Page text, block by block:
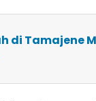
di Tamajene